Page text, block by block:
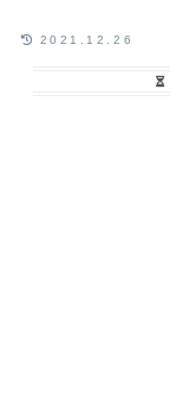
2021.12.26